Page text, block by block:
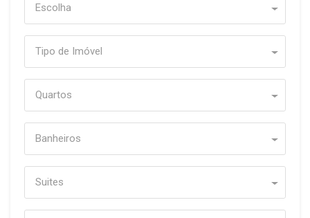
Escolha
Tipo de Imóvel
Quartos
Banheiros
Suites